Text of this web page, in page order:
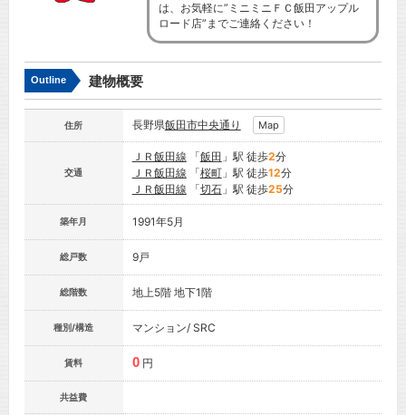
は、お気軽に”ミニミニＦＣ飯田アップル
ロード店”までご連絡ください！
Outline 建物概要
住所 長野県飯田市中央通り Map
交通
ＪＲ飯田線 「飯田 」駅 徒歩2分
ＪＲ飯田線 「桜町」駅 徒歩12分
ＪＲ飯田線 「切石」駅 徒歩25分
築年月 1991年5月
総戸数 9戸
総階数 地上5階 地下1階
種別/構造 マンション/ SRC
賃料 0 円
共益費